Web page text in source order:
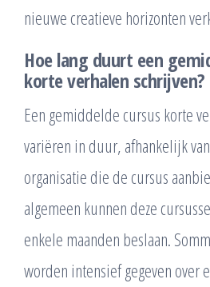
nieuwe creatieve horizonten
Hoe lang duurt een
korte verhalen schrijven?
Een gemiddelde cursus korte
variëren in duur, afhankelijk
organisatie die de cursus
algemeen kunnen deze
enkele maanden beslaan.
worden intensief gegeven over